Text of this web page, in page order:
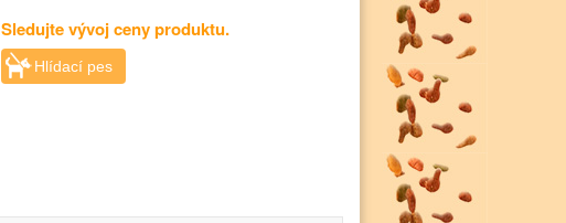
Sledujte vývoj ceny produktu.
Hlídací pes